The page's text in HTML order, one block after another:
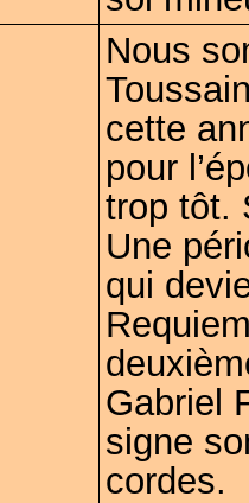
Nous
cette
pour
trop tôt.
Une
qui
Gabriel
signe
cordes.